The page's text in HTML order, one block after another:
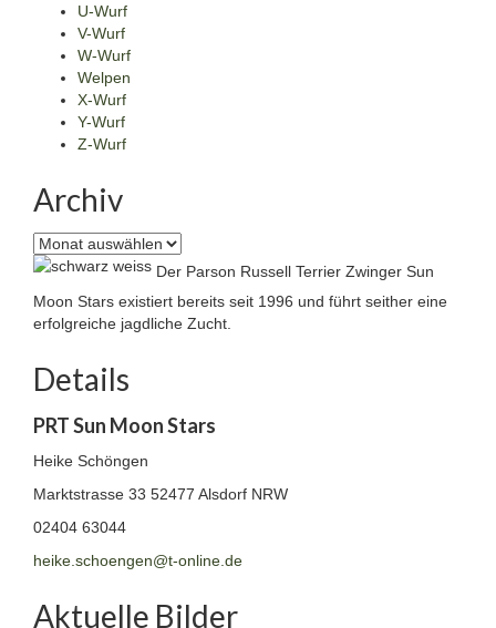
U-Wurf
V-Wurf
W-Wurf
Welpen
X-Wurf
Y-Wurf
Z-Wurf
Archiv
Archiv
Der Parson Russell Terrier Zwinger Sun
Moon Stars existiert bereits seit 1996 und führt seither eine
erfolgreiche jagdliche Zucht.
Details
PRT Sun Moon Stars
Heike Schöngen
Marktstrasse 33 52477 Alsdorf NRW
02404 63044
heike.schoengen@t-online.de
Aktuelle Bilder